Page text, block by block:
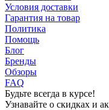
Условия доставки
Гарантия на товар
Политика
Помощь
Блог
Бренды
Обзоры
FAQ
Будьте всегда в курсе!
Узнавайте о скидках и